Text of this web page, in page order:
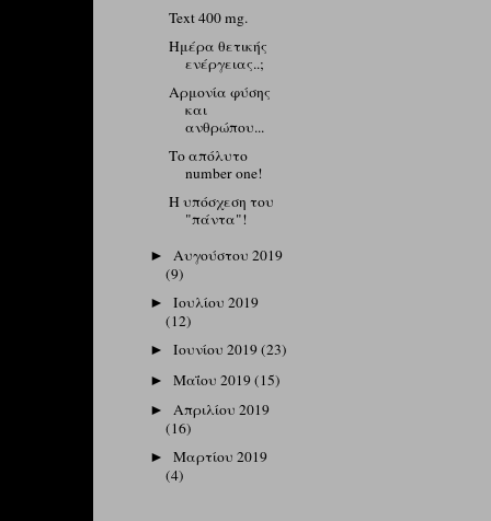
Text 400 mg.
Ημέρα θετικής
ενέργειας..;
Αρμονία φύσης
και
ανθρώπου...
Το απόλυτο
number one!
Η υπόσχεση του
"πάντα"!
►Αυγούστου 2019
(9)
►Ιουλίου 2019
(12)
►Ιουνίου 2019(23)
►Μαΐου 2019(15)
► Απριλίου 2019
(16)
►Μαρτίου 2019
(4)